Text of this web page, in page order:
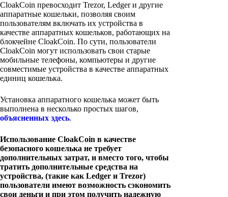
CloakCoin превосходит Trezor, Ledger и другие
аппаратные кошельки, позволяя своим
пользователям включать их устройства в
качестве аппаратных кошельков, работающих на
блокчейне CloakCoin. По сути, пользователи
CloakCoin могут использовать свои старые
мобильные телефоны, компьютеры и другие
совместимые устройства в качестве аппаратных
единиц кошелька.
Установка аппаратного кошелька может быть
выполнена в несколько простых шагов,
объясненных здесь.
Использование CloakCoin в качестве
безопасного кошелька не требует
дополнительных затрат, и вместо того, чтобы
тратить дополнительные средства на
устройства, (такие как Ledger и Trezor)
пользователи имеют возможность сэкономить
свои деньги и при этом получить надежную